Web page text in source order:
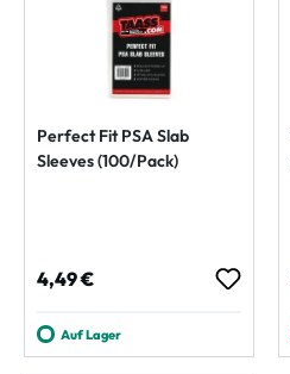
Perfect Fit PSA Slab
Sleeves (100/Pack)
Regulärer Preis:
4,49 €
Auf Lager